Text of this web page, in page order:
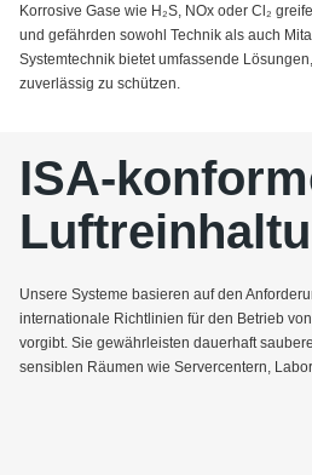
Korrosive Gase wie H₂S, NOx oder Cl₂
und gefährden sowohl Technik als auch
Systemtechnik bietet umfassende
zuverlässig zu schützen.
Unsere Systeme basieren auf den
internationale Richtlinien für den Betrieb
vorgibt. Sie gewährleisten dauerhaft
sensiblen Räumen wie Servercentern,